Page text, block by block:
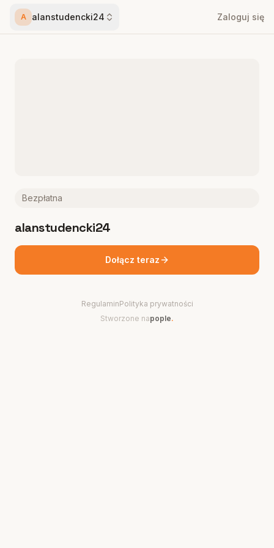
A alanstudencki24 Zaloguj się
Bezpłatna
alanstudencki24
Dołącz teraz
RegulaminPolityka prywatności
Stworzone napople.